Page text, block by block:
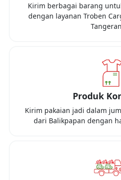
Kirim berbagai barang
dengan layanan Troben
Produk
Kirim pakaian jadi dalam
dari Balikpapan dengan